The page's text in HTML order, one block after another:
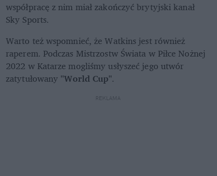
współpracę z nim miał zakończyć brytyjski kanał
Sky Sports.
Warto też wspomnieć, że Watkins jest również
raperem. Podczas Mistrzostw Świata w Piłce Nożnej
2022 w Katarze mogliśmy usłyszeć jego utwór
zatytułowany "World Cup".
REKLAMA